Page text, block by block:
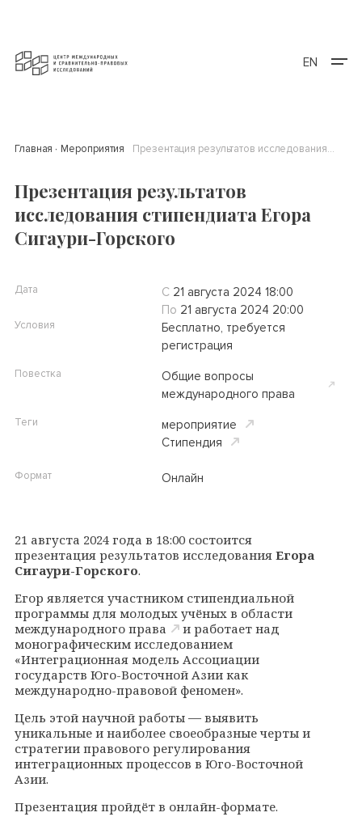
EN
Главная Мероприятия Презентация результатов исследования стипендиата Егора Сигаури-Горского
Презентация результатов
исследования стипендиата Егора
Сигаури-Горского
21 августа 2024 года в 18:00 состоится
презентация результатов исследования Егора
Сигаури-Горского.
Егор является участником стипендиальной
программы для молодых учёных в области
международного права
и работает над
монографическим исследованием
«Интеграционная модель Ассоциации
государств Юго-Восточной Азии как
международно-правовой феномен».
Цель этой научной работы — выявить
уникальные и наиболее своеобразные черты и
стратегии правового регулирования
интеграционных процессов в Юго-Восточной
Азии.
Презентация пройдёт в онлайн-формате.
Дата С 21 августа 2024 18:00
По 21 августа 2024 20:00
Условия
Бесплатно, требуется
регистрация
Повестка
Общие вопросы
международного права
Теги
мероприятие
Cтипендия
Формат Онлайн